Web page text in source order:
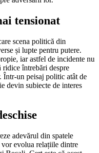
tensionat
scena politică din
și lupte pentru putere.
iar astfel de incidente nu
ridice întrebări despre
Într-un peisaj politic atât de
devin subiecte de interes
adevărul din spatele
vor evolua relațiile dintre